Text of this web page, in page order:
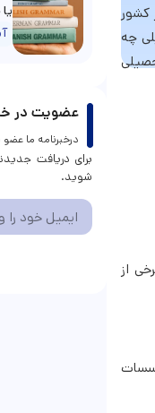
کشور
چه
از
عضویت در
درخبرنامه ما
برای دریافت
شوید.